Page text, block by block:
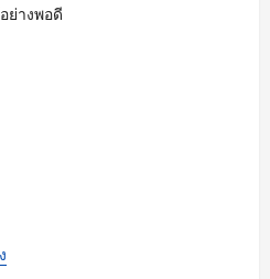
ย่างพอดี